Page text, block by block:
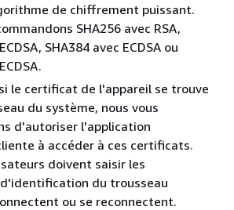
de chiffrement puissant.
SHA256 avec RSA,
SHA384 avec ECDSA ou
le certificat de l'appareil se trouve
du système, nous vous
d'autoriser l'application
à accéder à ces certificats.
doivent saisir les
du trousseau
ou se reconnectent.